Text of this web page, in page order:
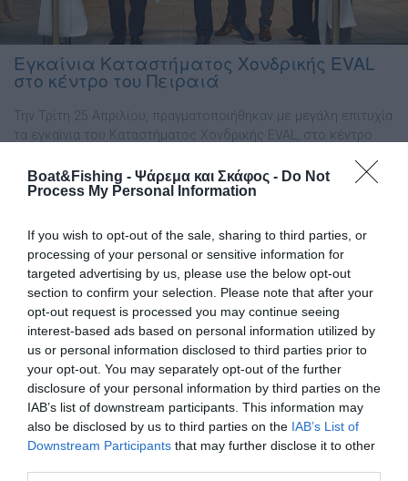
Boat&Fishing - Ψάρεμα και Σκάφος - Do Not
Process My Personal Information
If you wish to opt-out of the sale, sharing to third parties, or
processing of your personal or sensitive information for
targeted advertising by us, please use the below opt-out
section to confirm your selection. Please note that after your
opt-out request is processed you may continue seeing
interest-based ads based on personal information utilized by
us or personal information disclosed to third parties prior to
your opt-out. You may separately opt-out of the further
disclosure of your personal information by third parties on the
IAB’s list of downstream participants. This information may
also be disclosed by us to third parties on the IAB’s List of
Downstream Participants that may further disclose it to other
Εγκαίνια Καταστήματος Χονδρικής EVAL
στο κέντρο του Πειραιά
Την Τρίτη 25 Απριλίου, πραγματοποιήθηκαν με μεγάλη επιτυχία
τα εγκαίνια του Καταστήματος Χονδρικής EVAL, στο κέντρο
επίσημοι προσκεκλημένοι από δημόσιες αρχές, οργανισμούς,
ιδρύματα και συλλόγους, πελάτες, προμηθευτές, εργαζόμενοι,
του καταστήματος και το χαρακτηριστικό «κόψιμο» της
κορδέλας […]